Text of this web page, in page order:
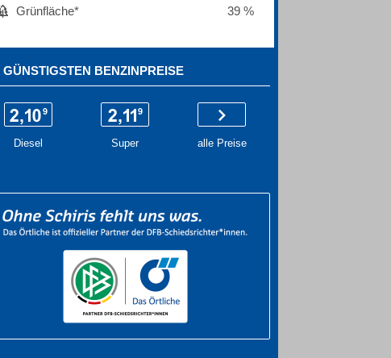
Grünfläche*
39 %
GÜNSTIGSTEN BENZINPREISE
Diesel Super alle Preise